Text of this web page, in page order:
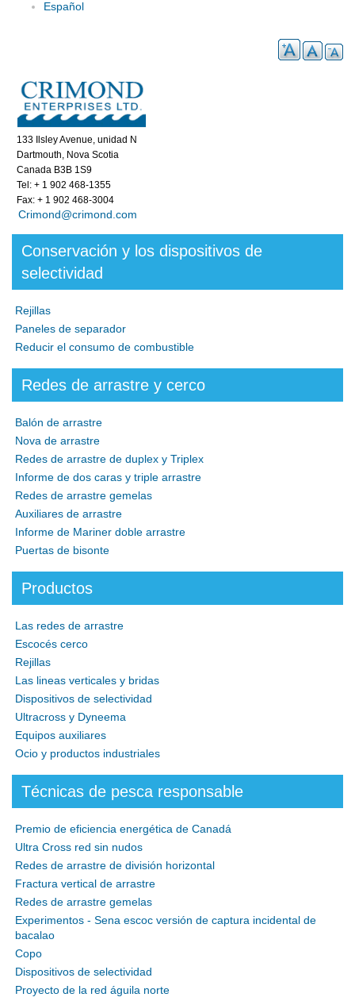
Español
133 Ilsley Avenue, unidad N
Dartmouth, Nova Scotia
Canada B3B 1S9
Tel: + 1 902 468-1355
Fax: + 1 902 468-3004
Crimond@crimond.com
Conservación y los dispositivos de
selectividad
Rejillas
Paneles de separador
Reducir el consumo de combustible
Redes de arrastre y cerco
Balón de arrastre
Nova de arrastre
Redes de arrastre de duplex y Triplex
Informe de dos caras y triple arrastre
Redes de arrastre gemelas
Auxiliares de arrastre
Informe de Mariner doble arrastre
Puertas de bisonte
Productos
Las redes de arrastre
Escocés cerco
Rejillas
Las lineas verticales y bridas
Dispositivos de selectividad
Ultracross y Dyneema
Equipos auxiliares
Ocio y productos industriales
Técnicas de pesca responsable
Premio de eficiencia energética de Canadá
Ultra Cross red sin nudos
Redes de arrastre de división horizontal
Fractura vertical de arrastre
Redes de arrastre gemelas
Experimentos - Sena escoc versión de captura incidental de
bacalao
Copo
Dispositivos de selectividad
Proyecto de la red águila norte